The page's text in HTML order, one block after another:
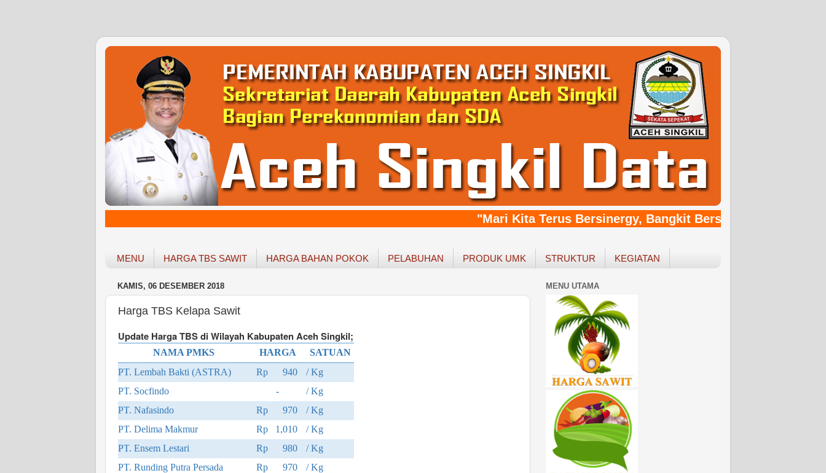
"Mari Kita Terus Bersinergy, Bangkit Bersama
MENU HARGA TBS SAWIT HARGA BAHAN POKOK PELABUHAN PRODUK UMK STRUKTUR KEGIATAN
KAMIS, 06 DESEMBER 2018
Harga TBS Kelapa Sawit
Update Harga TBS di Wilayah Kabupaten Aceh Singkil;
NAMA PMKS HARGA
SATUAN
PT. Lembah Bakti (ASTRA)
Rp 940
/ Kg
PT. Socfindo
-
/ Kg
PT. Nafasindo
Rp 970
/ Kg
PT. Delima Makmur
Rp 1,010
/ Kg
PT. Ensem Lestari
Rp 980
/ Kg
PT. Runding Putra Persada
Rp 970 / Kg
MENU UTAMA